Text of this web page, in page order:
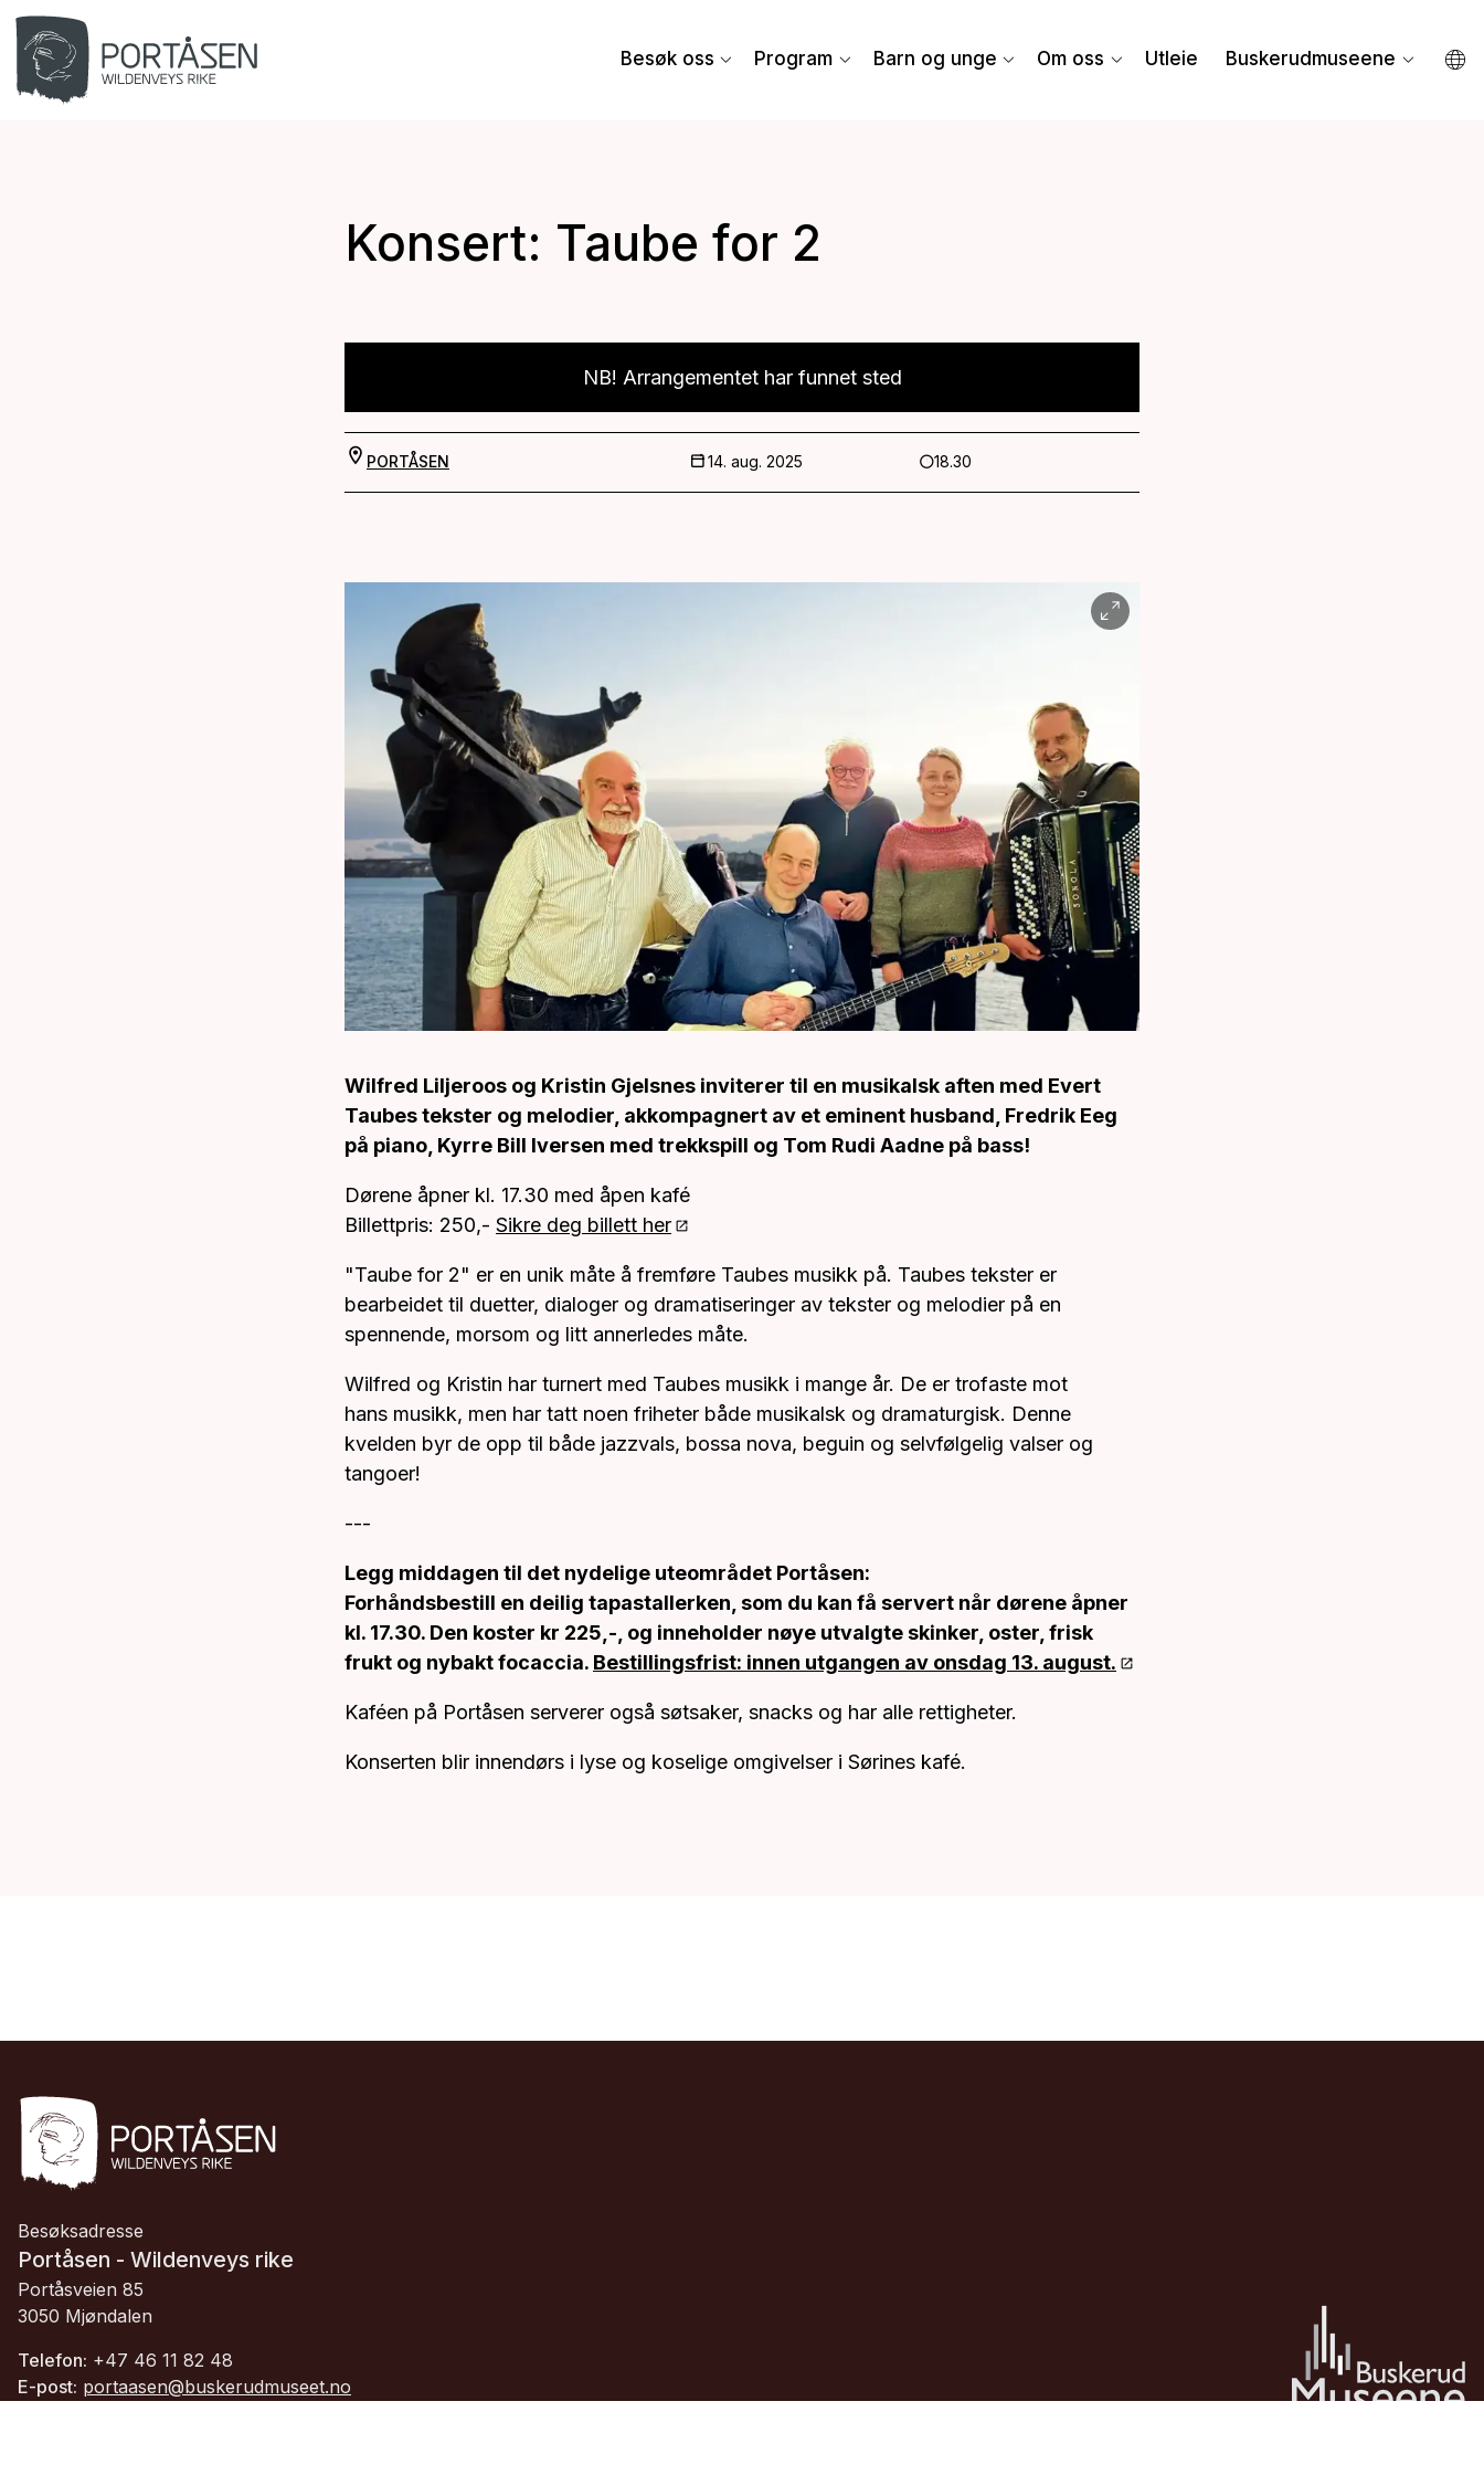
Besøk oss Program Barn og unge Om oss Utleie Buskerudmuseene
Konsert: Taube for 2
NB! Arrangementet har funnet sted
PORTÅSEN 14. aug. 2025 18.30
Wilfred Liljeroos og Kristin Gjelsnes inviterer til en musikalsk aften med Evert
Taubes tekster og melodier, akkompagnert av et eminent husband, Fredrik Eeg
på piano, Kyrre Bill Iversen med trekkspill og Tom Rudi Aadne på bass!
Dørene åpner kl. 17.30 med åpen kafé
Billettpris: 250,- Sikre deg billett her
"Taube for 2" er en unik måte å fremføre Taubes musikk på. Taubes tekster er
bearbeidet til duetter, dialoger og dramatiseringer av tekster og melodier på en
spennende, morsom og litt annerledes måte.
Wilfred og Kristin har turnert med Taubes musikk i mange år. De er trofaste mot
hans musikk, men har tatt noen friheter både musikalsk og dramaturgisk. Denne
kvelden byr de opp til både jazzvals, bossa nova, beguin og selvfølgelig valser og
tangoer!
---
Legg middagen til det nydelige uteområdet Portåsen:
Forhåndsbestill en deilig tapastallerken, som du kan få servert når dørene åpner
kl. 17.30. Den koster kr 225,-, og inneholder nøye utvalgte skinker, oster, frisk
frukt og nybakt focaccia. Bestillingsfrist: innen utgangen av onsdag 13. august.
Kaféen på Portåsen serverer også søtsaker, snacks og har alle rettigheter.
Konserten blir innendørs i lyse og koselige omgivelser i Sørines kafé.
Besøksadresse
Portåsen - Wildenveys rike
Portåsveien 85
3050 Mjøndalen
Telefon: +47 46 11 82 48
E-post: portaasen@buskerudmuseet.no